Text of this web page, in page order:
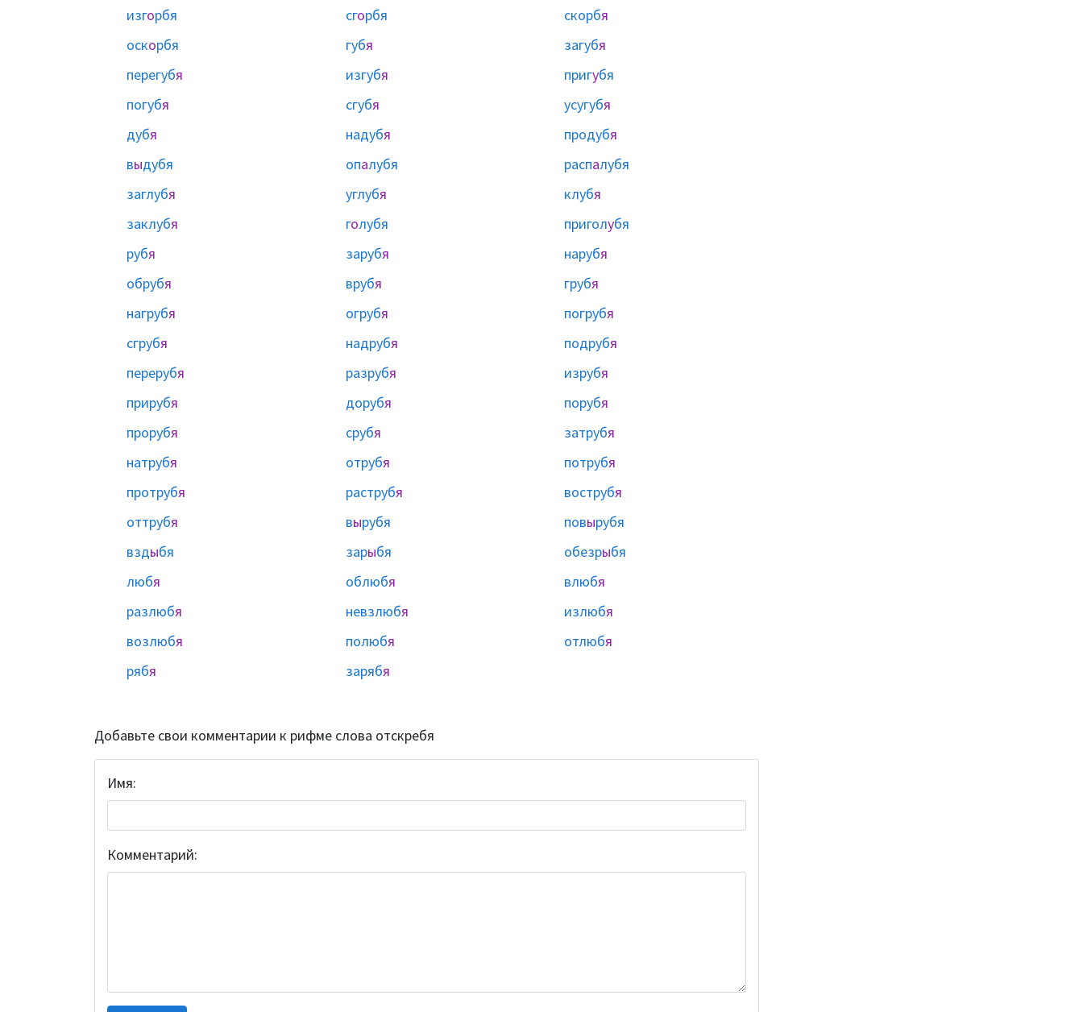
изгорбя сгорбя скорбя
оскорбя губя загубя
перегубя изгубя пригубя
погубя сгубя усугубя
дубя надубя продубя
выдубя опалубя распалубя
заглубя углубя клубя
заклубя голубя приголубя
рубя зарубя нарубя
обрубя врубя грубя
нагрубя огрубя погрубя
сгрубя надрубя подрубя
перерубя разрубя изрубя
прирубя дорубя порубя
прорубя срубя затрубя
натрубя отрубя потрубя
протрубя раструбя вострубя
оттрубя вырубя повырубя
вздыбя зарыбя обезрыбя
любя облюбя влюбя
разлюбя невзлюбя излюбя
возлюбя полюбя отлюбя
рябя зарябя
Добавьте свои комментарии к рифме слова отскребя
Имя:
Комментарий: